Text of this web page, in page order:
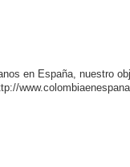
en España, nuestro